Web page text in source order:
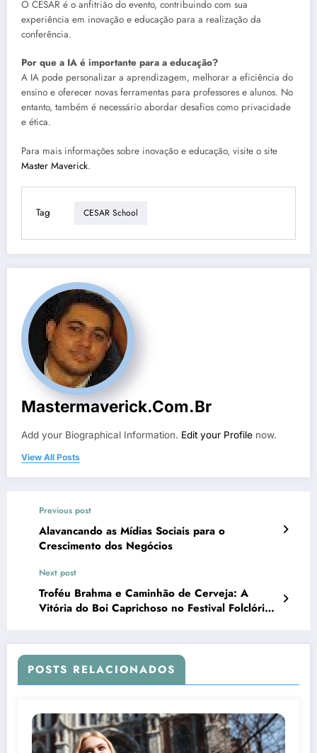
O CESAR é o anfitrião do evento, contribuindo com sua
experiência em inovação e educação para a realização da
conferência.
Por que a IA é importante para a educação?
A IA pode personalizar a aprendizagem, melhorar a eficiência do
ensino e oferecer novas ferramentas para professores e alunos. No
entanto, também é necessário abordar desafios como privacidade
e ética.
Para mais informações sobre inovação e educação, visite o site
Master Maverick.
Tag CESAR School
Mastermaverick.com.br
Add your Biographical Information. Edit your Profile now.
View All Posts
Previous post
Alavancando as Mídias Sociais para o
Crescimento dos Negócios
Next post
Troféu Brahma e Caminhão de Cerveja: A
Vitória do Boi Caprichoso no Festival Folclórico
POSTS RELACIONADOS